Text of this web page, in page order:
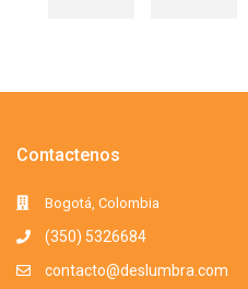
Contactenos
Bogotá, Colombia
(350) 5326684
contacto@deslumbra.com